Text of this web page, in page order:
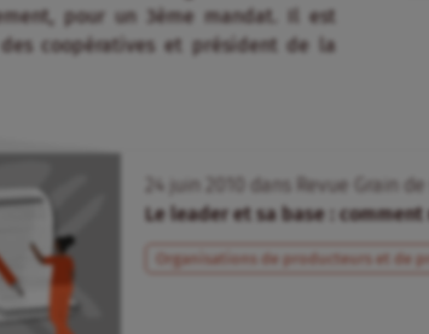
pour un 3ème mandat. Il est
coopératives et président de la
24 juin dans
Revue Grain de
Le leader et sa base :
Organisations de producteurs et de